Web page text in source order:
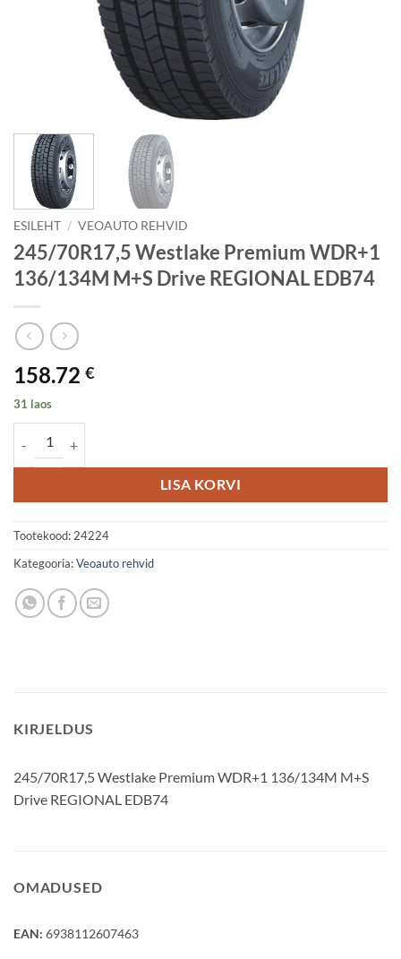
ESILEHT / VEOAUTO REHVID
245/70R17,5 Westlake Premium WDR+1
136/134M M+S Drive REGIONAL EDB74
158.72 €
31 laos
LISA KORVI
Tootekood: 24224
Kategooria:Veoauto rehvid
KIRJELDUS
245/70R17,5 Westlake Premium WDR+1 136/134M M+S
Drive REGIONAL EDB74
OMADUSED
EAN: 6938112607463